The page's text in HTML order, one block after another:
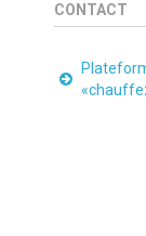
CONTACT